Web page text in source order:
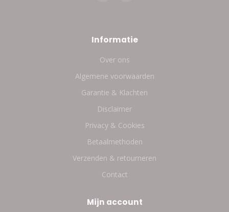
Informatie
Over ons
Algemene voorwaarden
Garantie & Klachten
Disclaimer
Privacy & Cookies
Betaalmethoden
Verzenden & retourneren
Contact
Mijn account